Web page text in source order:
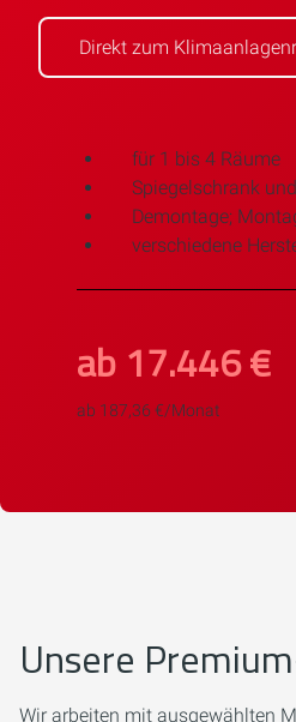
Direkt zum
für 1 bis 4 Räume
Spiegelschrank
Demontage;
verschiedene
ab 17.446 €
ab 187,36 €/Monat
Unsere
Wir arbeiten mit ausgewählten